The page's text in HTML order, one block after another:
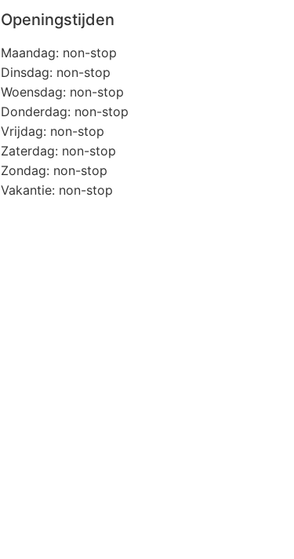
Openingstijden
Maandag: non-stop
Dinsdag: non-stop
Woensdag: non-stop
Donderdag: non-stop
Vrijdag: non-stop
Zaterdag: non-stop
Zondag: non-stop
Vakantie: non-stop